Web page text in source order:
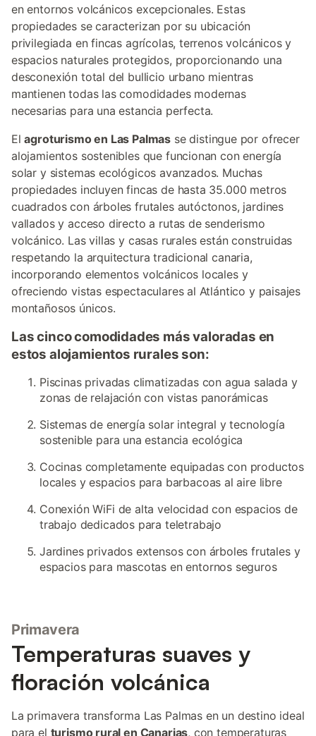
en entornos volcánicos excepcionales. Estas
propiedades se caracterizan por su ubicación
privilegiada en fincas agrícolas, terrenos volcánicos y
espacios naturales protegidos, proporcionando una
desconexión total del bullicio urbano mientras
mantienen todas las comodidades modernas
necesarias para una estancia perfecta.
Elagroturismo en Las Palmas se distingue por ofrecer
alojamientos sostenibles que funcionan con energía
solar y sistemas ecológicos avanzados. Muchas
propiedades incluyen fincas de hasta 35.000 metros
cuadrados con árboles frutales autóctonos, jardines
vallados y acceso directo a rutas de senderismo
volcánico. Las villas y casas rurales están construidas
respetando la arquitectura tradicional canaria,
incorporando elementos volcánicos locales y
ofreciendo vistas espectaculares al Atlántico y paisajes
montañosos únicos.
Las cinco comodidades más valoradas en
estos alojamientos rurales son:
Piscinas privadas climatizadas con agua salada y
zonas de relajación con vistas panorámicas
Sistemas de energía solar integral y tecnología
sostenible para una estancia ecológica
Cocinas completamente equipadas con productos
locales y espacios para barbacoas al aire libre
Conexión WiFi de alta velocidad con espacios de
trabajo dedicados para teletrabajo
Jardines privados extensos con árboles frutales y
espacios para mascotas en entornos seguros
Primavera
Temperaturas suaves y
floración volcánica
La primavera transforma Las Palmas en un destino ideal
para el turismo rural en Canarias, con temperaturas